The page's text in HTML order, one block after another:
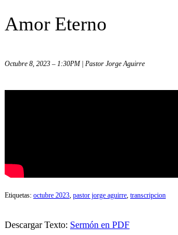
Amor Eterno
Octubre 8, 2023 – 1:30PM | Pastor Jorge Aguirre
Etiquetas: octubre 2023 pastor jorge aguirre transcripcion
Descargar Texto: Sermón en PDF